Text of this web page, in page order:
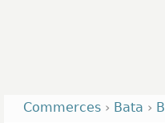
Commerces › Bata ›